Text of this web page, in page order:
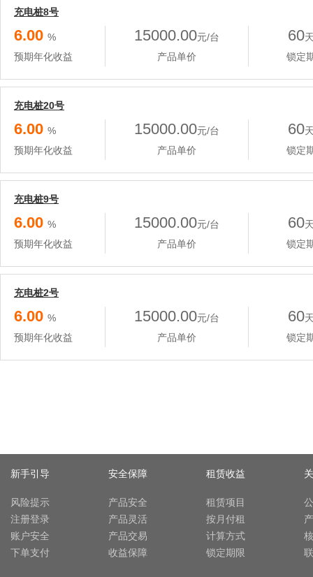
充电桩8号
6.00 %
预期年化收益
15000.00元/台
产品单价
60
锁定
充电桩20号
6.00 %
预期年化收益
15000.00元/台
产品单价
60
锁定
充电桩9号
6.00 %
预期年化收益
15000.00元/台
产品单价
60
锁定
充电桩2号
6.00 %
预期年化收益
15000.00元/台
产品单价
60
锁定
新手引导
风险提示
注册登录
账户安全
下单支付
安全保障
产品安全
产品灵活
产品交易
收益保障
租赁收益
租赁项目
按月付租
计算方式
锁定期限